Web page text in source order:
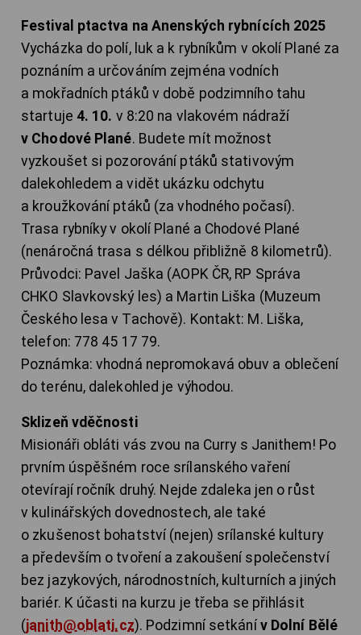
Festival ptactva na Anenských rybnících 2025
Vycházka do polí, luk a k rybníkům v okolí Plané za
poznáním a určováním zejména vodních
a mokřadních ptáků v době podzimního tahu
startuje 4. 10. v 8:20 na vlakovém nádraží
v Chodové Plané. Budete mít možnost
vyzkoušet si pozorování ptáků stativovým
dalekohledem a vidět ukázku odchytu
a kroužkování ptáků (za vhodného počasí).
Trasa rybníky v okolí Plané a Chodové Plané
(nenáročná trasa s délkou přibližně 8 kilometrů).
Průvodci: Pavel Jaška (AOPK ČR, RP Správa
CHKO Slavkovský les) a Martin Liška (Muzeum
Českého lesa v Tachově). Kontakt: M. Liška,
telefon: 778 45 17 79.
Poznámka: vhodná nepromokavá obuv a oblečení
do terénu, dalekohled je výhodou.
Sklizeň vděčnosti
Misionáři obláti vás zvou na Curry s Janithem! Po
prvním úspěšném roce srílanského vaření
otevírají ročník druhý. Nejde zdaleka jen o růst
v kulinářských dovednostech, ale také
o zkušenost bohatství (nejen) srílanské kultury
a především o tvoření a zakoušení společenství
bez jazykových, národnostních, kulturních a jiných
bariér. K účasti na kurzu je třeba se přihlásit
(janith@oblati.cz). Podzimní setkání v Dolní Bělé